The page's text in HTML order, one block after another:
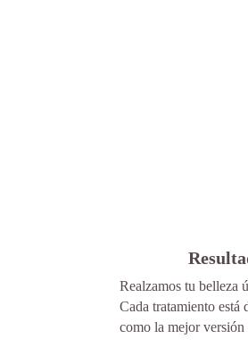
Realzamos tu belleza
Cada tratamiento está
como la mejor versión